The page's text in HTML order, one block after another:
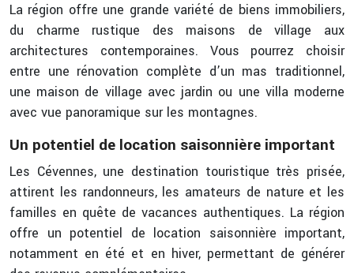
La région offre une grande variété de biens immobiliers,
du charme rustique des maisons de village aux
architectures contemporaines. Vous pourrez choisir
entre une rénovation complète d’un mas traditionnel,
une maison de village avec jardin ou une villa moderne
avec vue panoramique sur les montagnes.
Un potentiel de location saisonnière important
Les Cévennes, une destination touristique très prisée,
attirent les randonneurs, les amateurs de nature et les
familles en quête de vacances authentiques. La région
offre un potentiel de location saisonnière important,
notamment en été et en hiver, permettant de générer